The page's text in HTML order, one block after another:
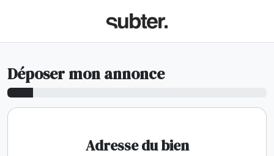
Déposer mon annonce
Adresse du bien